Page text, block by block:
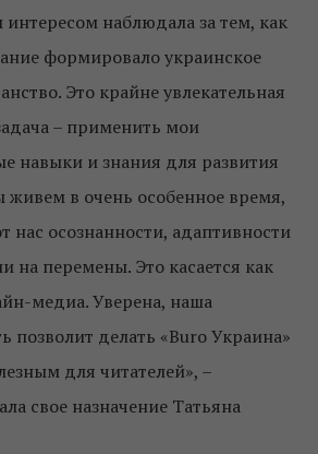
наблюдала за тем, как
формировало украинское
Это крайне увлекательная
– применить мои
навыки и знания для развития
живем в очень особенное время,
нас осознанности, адаптивности
на перемены. Это касается как
медиа. Уверена, наша
позволит делать «Buro Украина»
для читателей», –
свое назначение Татьяна